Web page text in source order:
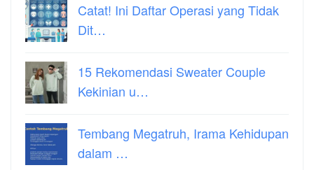
Catat! Ini Daftar Operasi yang Tidak
Dit…
15 Rekomendasi Sweater Couple
Kekinian u…
Tembang Megatruh, Irama Kehidupan
dalam …